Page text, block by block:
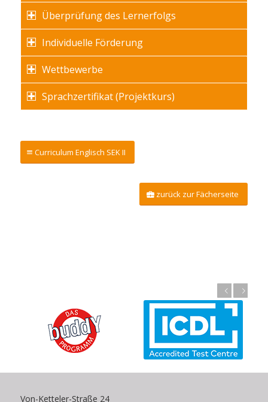
Überprüfung des Lernerfolgs
Individuelle Förderung
Wettbewerbe
Sprachzertifikat (Projektkurs)
Curriculum Englisch SEK II
zurück zur Fächerseite
Von-Ketteler-Straße 24